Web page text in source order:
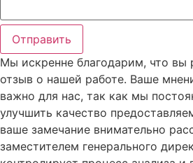
Отправить
Мы искренне благодарим, что вы
отзыв о нашей работе. Ваше
важно для нас, так как мы
улучшить качество
ваше замечание внимательно
заместителем генерального